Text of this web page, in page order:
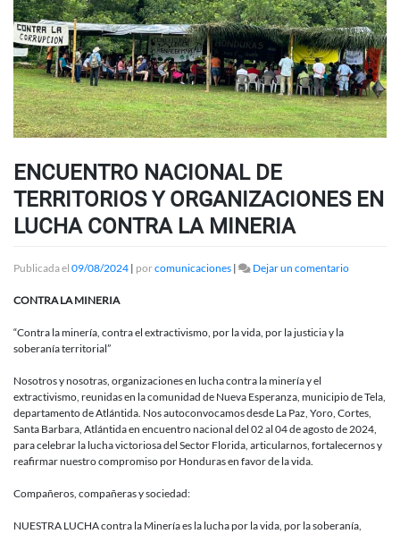
ENCUENTRO NACIONAL DE
TERRITORIOS Y ORGANIZACIONES EN
LUCHA CONTRA LA MINERIA
Publicada el 09/08/2024 | porcomunicaciones | Dejar un comentarioen
LUCHA
CONTRA
LA
MINERIA
CONTRA LA MINERIA
“Contra la minería, contra el extractivismo, por la vida, por la justicia y la
soberanía territorial”
Nosotros y nosotras, organizaciones en lucha contra la minería y el
extractivismo, reunidas en la comunidad de Nueva Esperanza, municipio de Tela,
departamento de Atlántida. Nos autoconvocamos desde La Paz, Yoro, Cortes,
Santa Barbara, Atlántida en encuentro nacional del 02 al 04 de agosto de 2024,
para celebrar la lucha victoriosa del Sector Florida, articularnos, fortalecernos y
reafirmar nuestro compromiso por Honduras en favor de la vida.
Compañeros, compañeras y sociedad:
NUESTRA LUCHA contra la Minería es la lucha por la vida, por la soberanía,